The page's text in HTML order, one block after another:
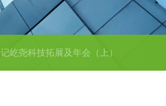
记屹尧科技拓展及年会（上）